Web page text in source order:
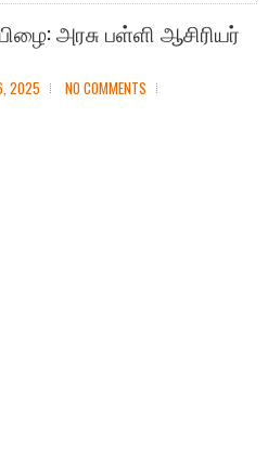
அரசு பள்ளி ஆசிரியர்
2025 NO COMMENTS